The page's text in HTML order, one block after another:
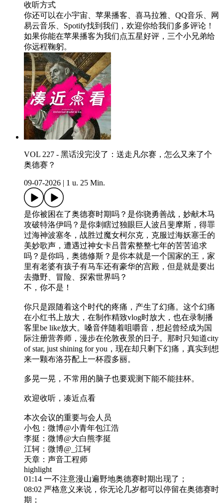
收听方式
你还可以在小宇宙、苹果播客、喜马拉雅、QQ音乐、网
易云音乐、Spotify找到我们，欢迎你给我们多多评论！
如果你能在苹果播客为我们点五星好评，三个小兄弟给
你远程鞠躬。
VOL 227 - 黑话没完没了：送走凡尔赛，怎么又来了个
奥德赛？
09-07-2026 1 u. 25 Min.
是你被困在了奥德赛时期吗？是你骁勇善战，妙献木马
攻破特洛伊吗？是你刺瞎过独眼巨人波吕斐摩斯，得罪
过海神波塞冬，战胜过魔女柯尔克，克服过海妖塞壬的
美妙歌声，遭遇过神女卡吕普索整整七年的苦苦追求
吗？是你吗，奥德修斯？是你本就是一个国家的王，家
里有老婆有孩子有马车还有豪华的宫殿，但是就是要出
去撒野、冒险、探索世界吗？
不，你不是！
你只是跟随着这个时代的疼痛，产生了幻痛。这个幻痛
在小红书上放大，在制作精致vlog时放大，也在录制播
客里be like放大。嗓音伴随着咀嚼音，想起曾经成为国
际注册营养师，漫步在伦敦夜景的日子。那时只知道city
of star, just shining for you，现在却只剩下幻痛，真实到想
来一颗布洛芬配上一杯霞多丽。
多晃一晃，不常用的脑子也要观测下能不能挂杯。
欢迎收听，凑近点看
本次会议的重要与会人员
小包：微博@小青年包江浩
李挺：微博@大白熊李挺
江轲：微博@_江轲
天章：声音工程师
highlight
01:14 一不注意漫山遍野地奥德赛时期出现了；
08:02 严格意义来说，你无论几岁都可以停留在奥德赛时
期；